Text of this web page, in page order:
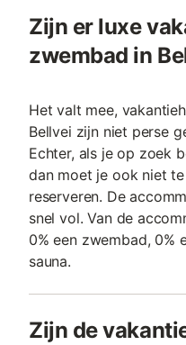
Zijn er luxe
zwembad in
Het valt mee,
Bellvei zijn niet perse
Echter, als je op zoek
dan moet je ook niet
reserveren. De
snel vol. Van de
0% een zwembad, 0%
sauna.
Zijn de